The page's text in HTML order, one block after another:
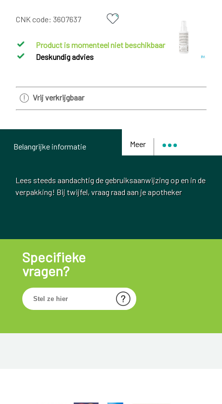
CNK code: 3607637
Product is momenteel niet beschikbaar
Deskundig advies
Vrij verkrijgbaar
Meer
Belangrijke informatie
Lees steeds aandachtig de gebruiksaanwijzing op en in de
verpakking! Bij twijfel, vraag raad aan je apotheker
Specifieke
vragen?